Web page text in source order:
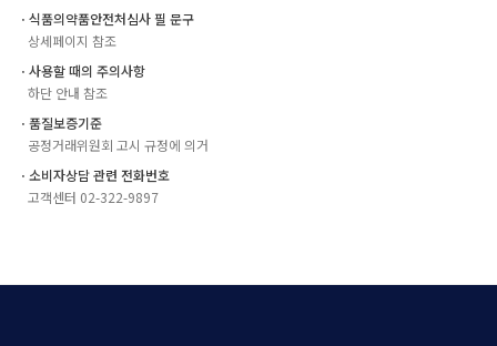
ㆍ식품의약품안전처심사 필 문구
상세페이지 참조
ㆍ사용할 때의 주의사항
하단 안내 참조
ㆍ품질보증기준
공정거래위원회 고시 규정에 의거
ㆍ소비자상담 관련 전화번호
고객센터 02-322-9897